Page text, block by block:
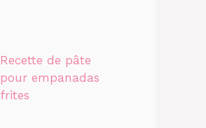
Recette de pâte
pour empanadas
frites